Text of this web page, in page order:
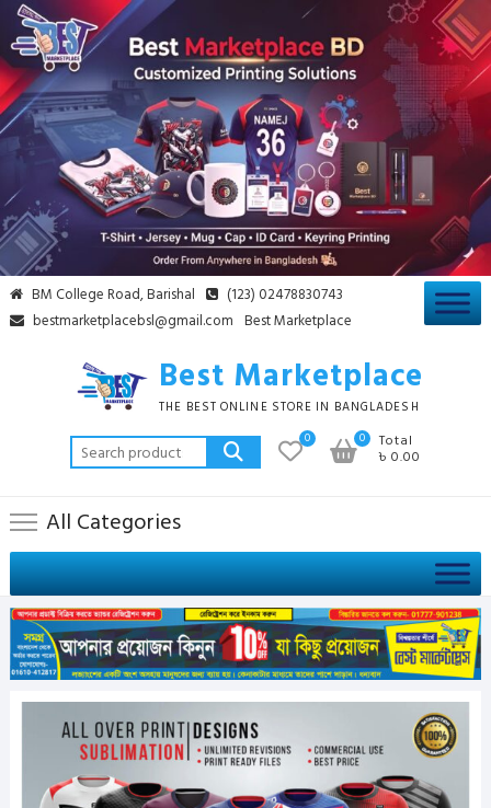
BM College Road, Barishal
(123) 02478830743
bestmarketplacebsl@gmail.com Best Marketplace
Best Marketplace
THE BEST ONLINE STORE IN BANGLADESH
0 Total
৳ 0.00
0
All Categories